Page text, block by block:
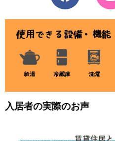
入居者の実際のお声